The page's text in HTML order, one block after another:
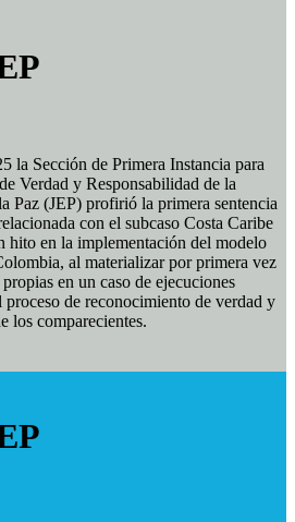
la Sección de Primera Instancia para
Verdad y Responsabilidad de la
Paz (JEP) profirió la primera sentencia
con el subcaso Costa Caribe
hito en la implementación del modelo
al materializar por primera vez
en un caso de ejecuciones
de reconocimiento de verdad y
los comparecientes.